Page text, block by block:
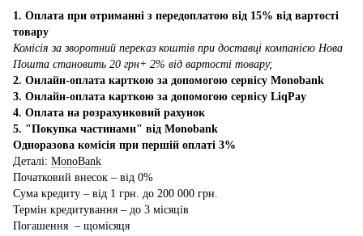
1. Оплата при отриманні з передоплатою від 15% від вартості
товару
Комісія за зворотний переказ коштів при доставці компанією Нова
Пошта становить 20 грн+ 2% від вартості товару;
2. Онлайн-оплата карткою за допомогою сервісу Monobank
3. Онлайн-оплата карткою за допомогою сервісу LiqPay
4. Оплата на розрахунковий рахунок
5. "Покупка частинами" від Monobank
Одноразова комісія при першій оплаті 3%
Деталі: MonoBank
Початковий внесок – від 0%
Сума кредиту – від 1 грн. до 200 000 грн.
Термін кредитування – до 3 місяців
Погашення – щомісяця